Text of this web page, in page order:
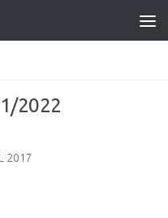
2022
2017